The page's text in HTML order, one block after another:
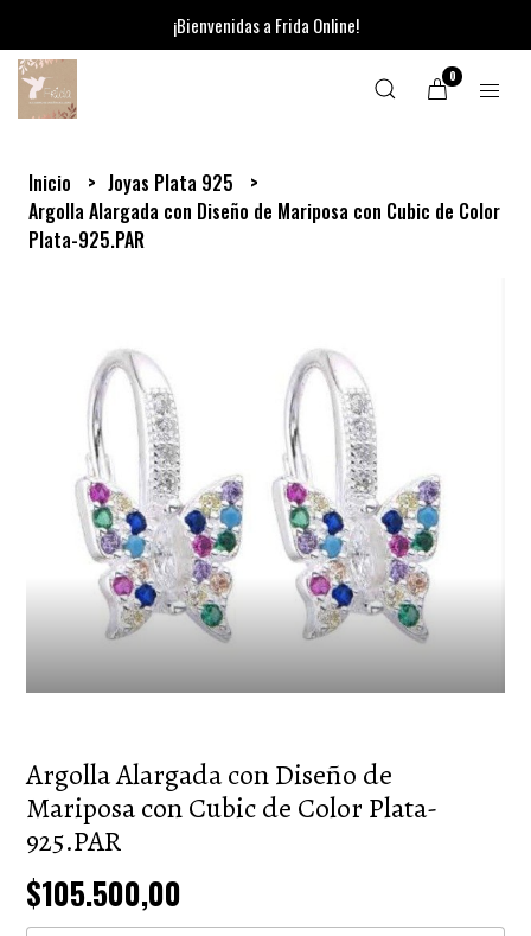
¡Bienvenidas a Frida Online!
0
Inicio
Joyas Plata 925
Argolla Alargada con Diseño de Mariposa con Cubic de Color
Plata-925.PAR
Argolla Alargada con Diseño de
Mariposa con Cubic de Color Plata-
925.PAR
$105.500,00